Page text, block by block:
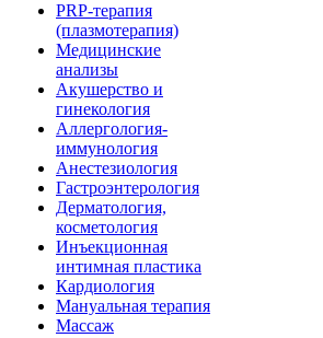
PRP-терапия
(плазмотерапия)
Медицинские
анализы
Акушерство и
гинекология
Аллергология-
иммунология
Анестезиология
Гастроэнтерология
Дерматология,
косметология
Инъекционная
интимная пластика
Кардиология
Мануальная терапия
Массаж